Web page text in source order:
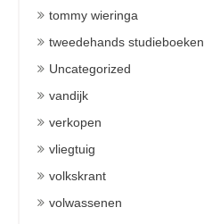
tommy wieringa
tweedehands studieboeken
Uncategorized
vandijk
verkopen
vliegtuig
volkskrant
volwassenen